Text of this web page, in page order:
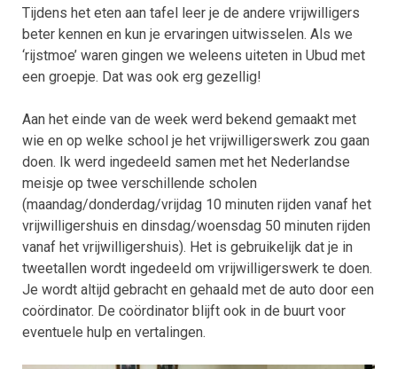
Tijdens het eten aan tafel leer je de andere vrijwilligers
beter kennen en kun je ervaringen uitwisselen. Als we
‘rijstmoe’ waren gingen we weleens uiteten in Ubud met
een groepje. Dat was ook erg gezellig!
Aan het einde van de week werd bekend gemaakt met
wie en op welke school je het vrijwilligerswerk zou gaan
doen. Ik werd ingedeeld samen met het Nederlandse
meisje op twee verschillende scholen
(maandag/donderdag/vrijdag 10 minuten rijden vanaf het
vrijwilligershuis en dinsdag/woensdag 50 minuten rijden
vanaf het vrijwilligershuis). Het is gebruikelijk dat je in
tweetallen wordt ingedeeld om vrijwilligerswerk te doen.
Je wordt altijd gebracht en gehaald met de auto door een
coördinator. De coördinator blijft ook in de buurt voor
eventuele hulp en vertalingen.